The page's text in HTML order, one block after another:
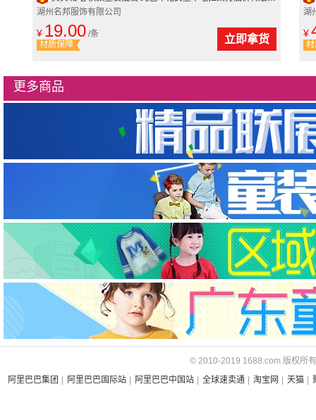
湖州名邦服饰有限公司
¥ 19.00 /条
材质保障
立即拿货
湖
¥
更多商品
© 2010-2019 1688.com 版权所有
阿里巴巴集团
阿里巴巴国际站 阿里巴巴中国站 全球速卖通 淘宝网 天猫